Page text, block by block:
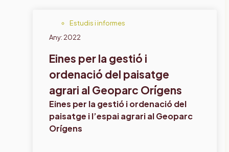
Estudis i informes
Any: 2022
Eines per la gestió i
ordenació del paisatge
agrari al Geoparc Orígens
Eines per la gestió i ordenació del
paisatge i l’espai agrari al Geoparc
Orígens